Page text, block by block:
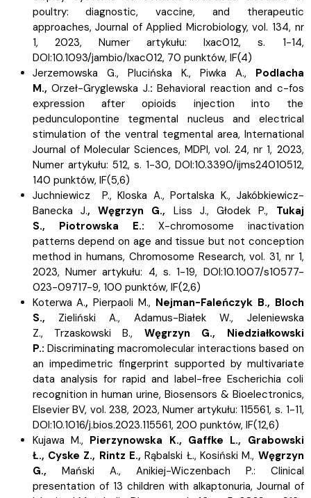
poultry: diagnostic, vaccine, and therapeutic
approaches, Journal of Applied Microbiology, vol. 134, nr
1, 2023, Numer artykułu: lxac012, s.
1-14,
DOI:10.1093/jambio/lxac012, 70 punktów, IF(4)
Jerzemowska G.,
Plucińska K., Piwka A.,
Podlacha
M., Orzeł-Gryglewska J.: Behavioral reaction and c-fos
expression after opioids injection into the
pedunculopontine tegmental nucleus and electrical
stimulation of the ventral tegmental area, International
Journal of Molecular Sciences, MDPI, vol. 24, nr 1, 2023,
Numer artykułu: 512, s. 1-30, DOI:10.3390/ijms24010512,
140 punktów, IF(5,6)
Juchniewicz P., Kloska A., Portalska K., Jakóbkiewicz-
Banecka J., Węgrzyn G., Liss J., Głodek P.,
Tukaj
S.,
Piotrowska E.:
X-chromosome inactivation
patterns depend on age and tissue but not conception
method in humans, Chromosome Research, vol. 31, nr 1,
2023, Numer artykułu: 4, s. 1-19, DOI:10.1007/s10577-
023-09717-9, 100 punktów, IF(2,6)
Koterwa A., Pierpaoli M., Nejman-Faleńczyk B., Bloch
S.,
Zieliński A., Adamus-Białek W.,
Jeleniewska
Z.,
Trzaskowski B., Węgrzyn G.,
Niedziałkowski
P.: Discriminating macromolecular interactions based on
an impedimetric fingerprint supported by multivariate
data analysis for rapid and label-free Escherichia coli
recognition in human urine, Biosensors & Bioelectronics,
Elsevier BV, vol. 238, 2023, Numer artykułu: 115561, s. 1-11,
DOI:10.1016/j.bios.2023.115561, 200 punktów, IF(12,6)
Kujawa M., Pierzynowska K., Gaffke L., Grabowski
Ł., Cyske Z., Rintz E., Rąbalski Ł., Kosiński M., Węgrzyn
G.,
Mański A., Anikiej-Wiczenbach P.:
Clinical
presentation of 13 children with alkaptonuria, Journal of